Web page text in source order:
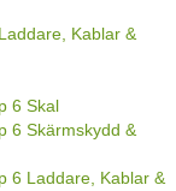
Kablar &
6 Skal
6 Skärmskydd &
6 Laddare, Kablar &